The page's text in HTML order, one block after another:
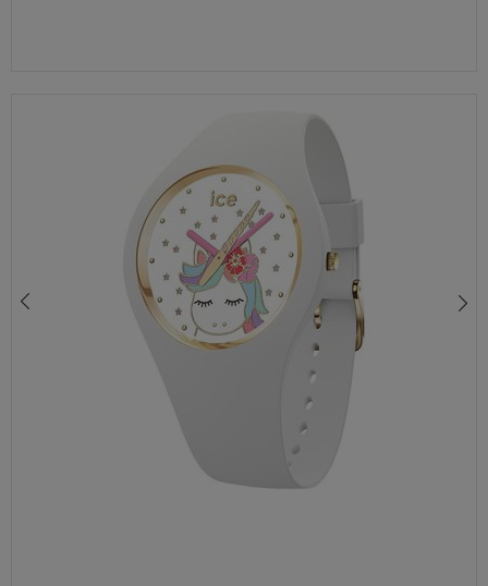
ZEGAREK DAMSKI ICE WATCH 017057 CORAL RÓŻOWO-ZŁOTY 100M + GRAWER GRATIS | STYLOWY ZEGAREK DAMSKI
390,00 zł